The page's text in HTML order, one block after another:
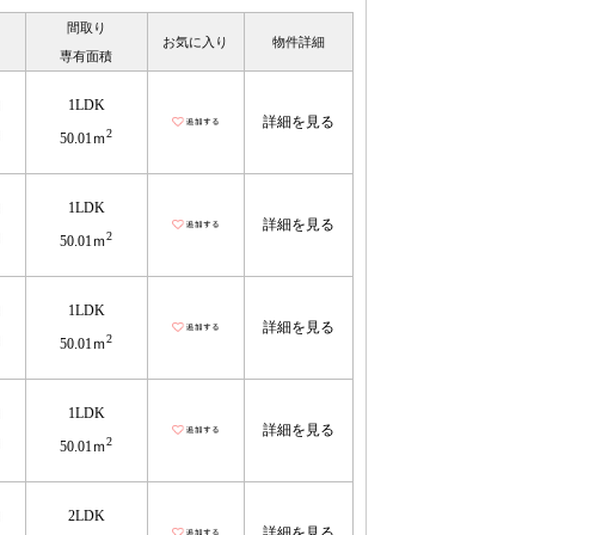
間取り
専有面積
お気に入り 物件詳細
1LDK
50.01ｍ2
詳細を見る
1LDK
50.01ｍ2
詳細を見る
1LDK
50.01ｍ2
詳細を見る
1LDK
50.01ｍ2
詳細を見る
2LDK